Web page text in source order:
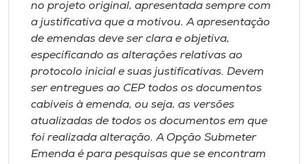
Museu
Store
Selecione
o idioma
no projeto original, apresentada sempre com
a justificativa que a motivou. A apresentação
de emendas deve ser clara e objetiva,
especificando as alterações relativas ao
protocolo inicial e suas justificativas. Devem
ser entregues ao CEP todos os documentos
cabíveis à emenda, ou seja, as versões
atualizadas de todos os documentos em que
foi realizada alteração. A Opção Submeter
Emenda é para pesquisas que se encontram